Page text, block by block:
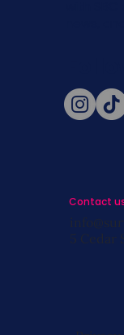
Contact
5 Cedar